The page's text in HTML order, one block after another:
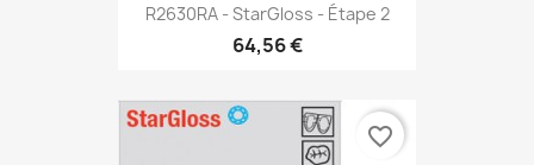
R2630RA - StarGloss - Étape 2
64,56 €
favorite_border